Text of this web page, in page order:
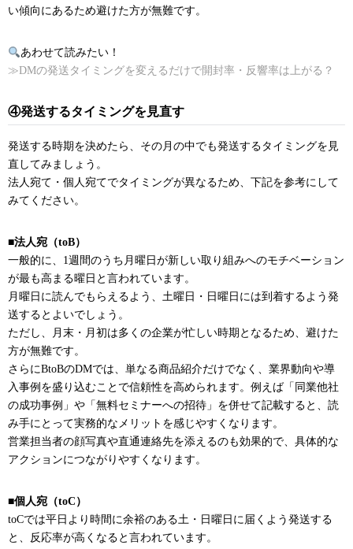
い傾向にあるため避けた方が無難です。
あわせて読みたい！
≫DMの発送タイミングを変えるだけで開封率・反響率は上がる？
④発送するタイミングを見直す
発送する時期を決めたら、その月の中でも発送するタイミングを見
直してみましょう。
法人宛て・個人宛てでタイミングが異なるため、下記を参考にして
みてください。
■法人宛（toB）
一般的に、1週間のうち月曜日が新しい取り組みへのモチベーション
が最も高まる曜日と言われています。
月曜日に読んでもらえるよう、土曜日・日曜日には到着するよう発
送するとよいでしょう。
ただし、月末・月初は多くの企業が忙しい時期となるため、避けた
方が無難です。
さらにBtoBのDMでは、単なる商品紹介だけでなく、業界動向や導
入事例を盛り込むことで信頼性を高められます。例えば「同業他社
の成功事例」や「無料セミナーへの招待」を併せて記載すると、読
み手にとって実務的なメリットを感じやすくなります。
営業担当者の顔写真や直通連絡先を添えるのも効果的で、具体的な
アクションにつながりやすくなります。
■個人宛（toC）
toCでは平日より時間に余裕のある土・日曜日に届くよう発送する
と、反応率が高くなると言われています。